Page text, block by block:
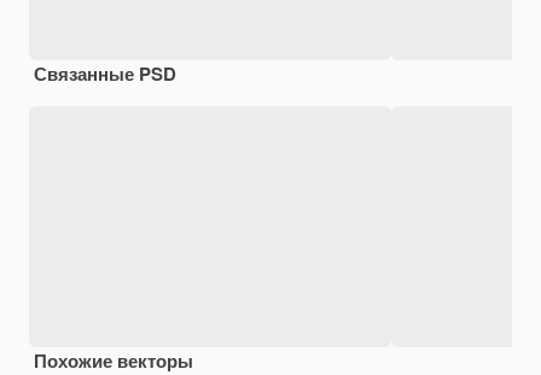
Связанные PSD
Похожие векторы